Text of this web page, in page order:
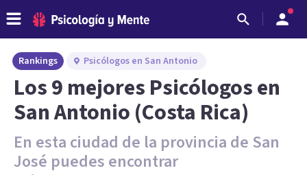
Rankings Psicólogos en San Antonio
Los 9 mejores Psicólogos en
San Antonio (Costa Rica)
En esta ciudad de la provincia de San
José puedes encontrar